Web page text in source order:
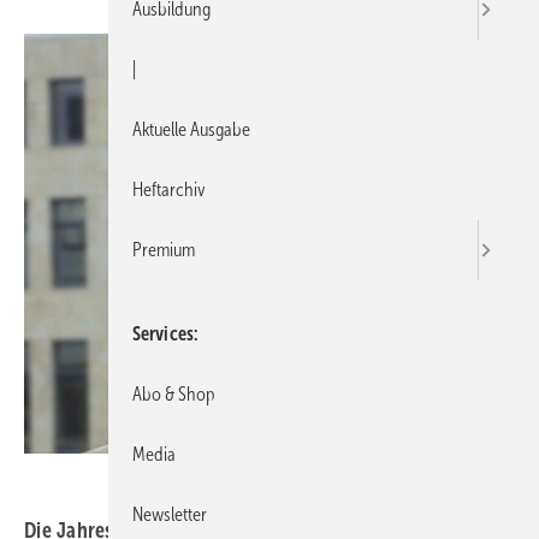
Die Jahresbilanz der deutschen Solarbranche fiel auf
Ausbildung
Aktuelle Ausgabe
Heftarchiv
Premium
Services
Abo & Shop
Media
Newsletter